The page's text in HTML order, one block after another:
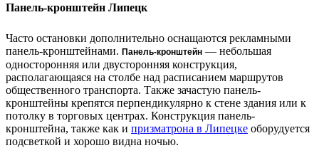
Панель-кронштейн Липецк
Часто остановки дополнительно оснащаются рекламными
панель-кронштейнами. Панель-кронштейн — небольшая
односторонняя или двусторонняя конструкция,
располагающаяся на столбе над расписанием маршрутов
общественного транспорта. Также зачастую панель-
кронштейны крепятся перпендикулярно к стене здания или к
потолку в торговых центрах. Конструкция панель-
кронштейна, также как и призматрона в Липецке оборудуется
подсветкой и хорошо видна ночью.